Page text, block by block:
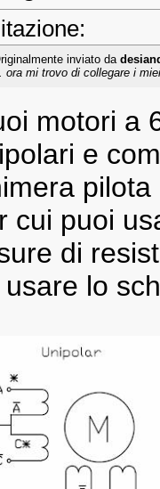
inviato da
ora mi trovo di collegare i
motori a
e
cui puoi
di
usare lo